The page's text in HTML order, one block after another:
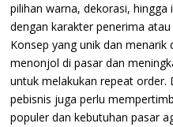
pilihan warna, dekorasi, hingga
dengan karakter penerima
Konsep yang unik dan
menonjol di pasar dan
untuk melakukan repeat order.
pebisnis juga perlu
populer dan kebutuhan pasar